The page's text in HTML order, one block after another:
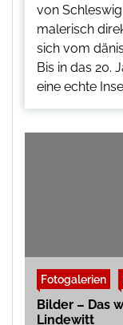
von
malerisch
sich vom
Bis in das 20.
eine echte
Fotogalerien
Bilder – Das
Lindewitt